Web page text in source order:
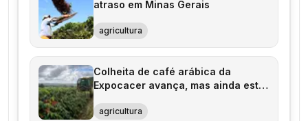
atraso em Minas Gerais
agricultura
Colheita de café arábica da
Expocacer avança, mas ainda está
agricultura